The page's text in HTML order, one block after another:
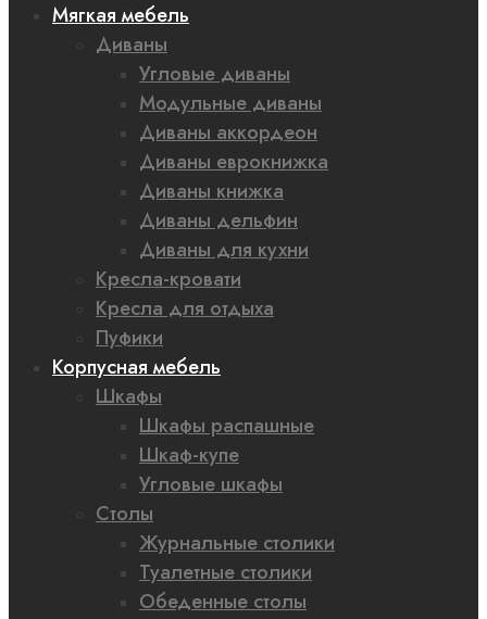
Мягкая мебель
Диваны
Угловые диваны
Модульные диваны
Диваны аккордеон
Диваны еврокнижка
Диваны книжка
Диваны дельфин
Диваны для кухни
Кресла-кровати
Кресла для отдыха
Пуфики
Корпусная мебель
Шкафы
Шкафы распашные
Шкаф-купе
Угловые шкафы
Столы
Журнальные столики
Туалетные столики
Обеденные столы